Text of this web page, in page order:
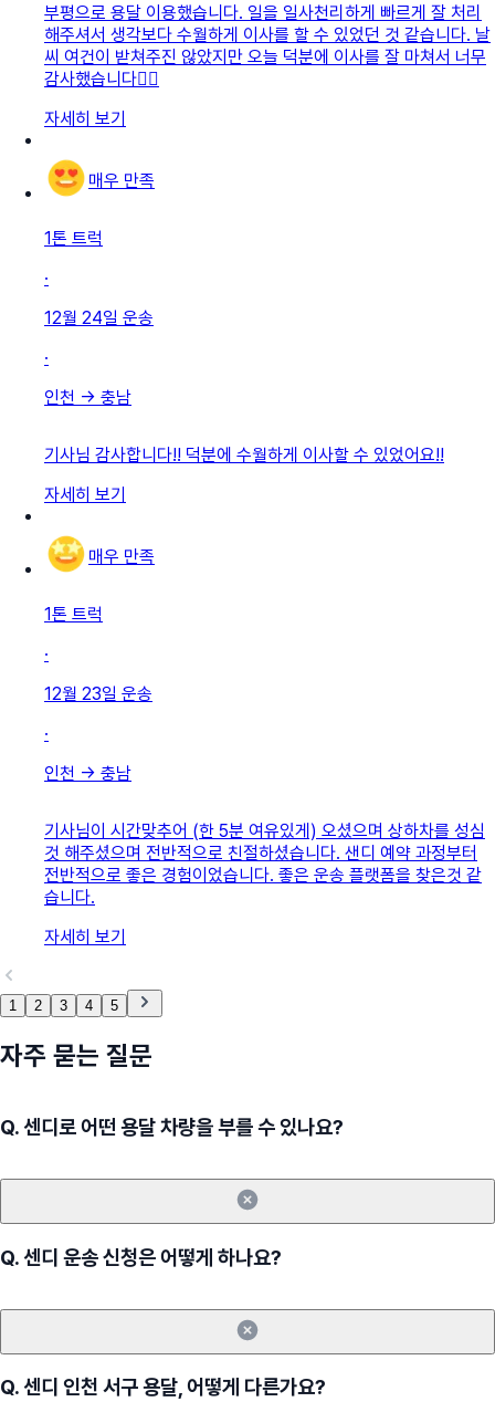
부평으로 용달 이용했습니다. 일을 일사천리하게 빠르게 잘 처리
해주셔서 생각보다 수월하게 이사를 할 수 있었던 것 같습니다. 날
씨 여건이 받쳐주진 않았지만 오늘 덕분에 이사를 잘 마쳐서 너무
감사했습니다👍🏻
자세히 보기
매우 만족
1톤 트럭
·
12월 24일 운송
·
인천 → 충남
기사님 감사합니다!! 덕분에 수월하게 이사할 수 있었어요!!
자세히 보기
매우 만족
1톤 트럭
·
12월 23일 운송
·
인천 → 충남
기사님이 시간맞추어 (한 5분 여유있게) 오셨으며 상하차를 성심
것 해주셨으며 전반적으로 친절하셨습니다. 샌디 예약 과정부터
전반적으로 좋은 경험이었습니다. 좋은 운송 플랫폼을 찾은것 같
습니다.
자세히 보기
1 2 3 4 5
자주 묻는 질문
Q.센디로 어떤 용달 차량을 부를 수 있나요?
Q.센디 운송 신청은 어떻게 하나요?
Q.센디 인천 서구 용달, 어떻게 다른가요?